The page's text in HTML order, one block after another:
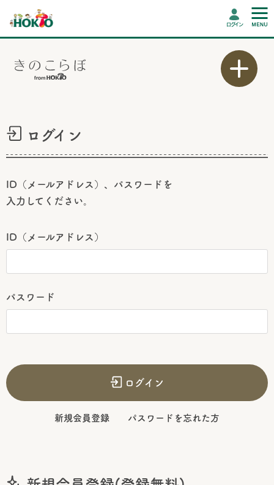
ログイン
ログイン
ID（メールアドレス）、パスワードを
入力してください。
ID（メールアドレス）
パスワード
ログイン
新規会員登録 パスワードを忘れた方